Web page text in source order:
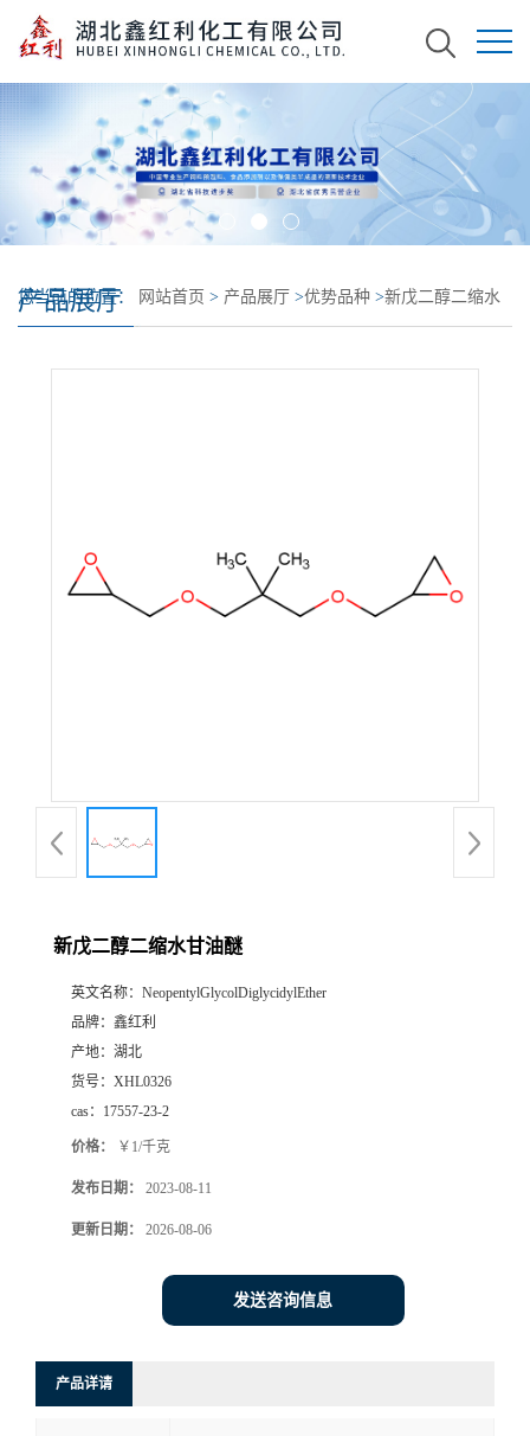
产品展厅
您当前的位置： 网站首页 > 产品展厅 >优势品种 >新戊二醇二缩水
新戊二醇二缩水甘油醚
英文名称： NeopentylGlycolDiglycidylEther
品牌： 鑫红利
产地： 湖北
货号： XHL0326
cas： 17557-23-2
价格： ￥1/千克
发布日期： 2023-08-11
更新日期： 2026-08-06
发送咨询信息
产品详请